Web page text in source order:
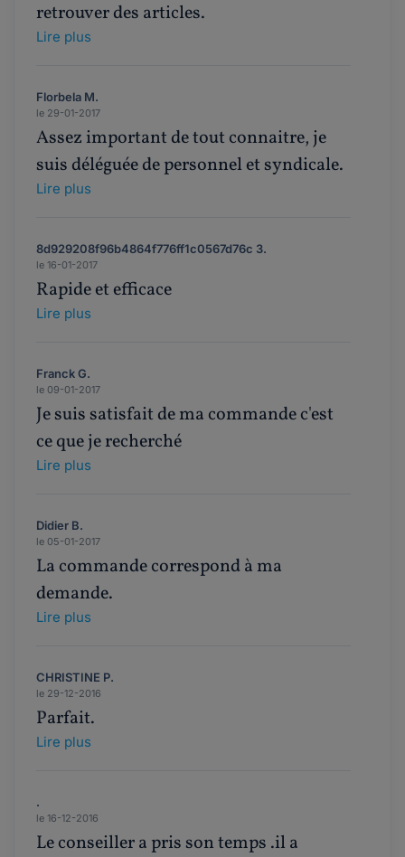
retrouver des articles.
Lire plus
Florbela M.
le 29-01-2017
Assez important de tout connaitre, je
suis déléguée de personnel et syndicale.
Lire plus
8d929208f96b4864f776ff1c0567d76c 3.
le 16-01-2017
Rapide et efficace
Lire plus
Franck G.
le 09-01-2017
Je suis satisfait de ma commande c'est
ce que je recherché
Lire plus
Didier B.
le 05-01-2017
La commande correspond à ma
demande.
Lire plus
CHRISTINE P.
le 29-12-2016
Parfait.
Lire plus
.
le 16-12-2016
Le conseiller a pris son temps .il a